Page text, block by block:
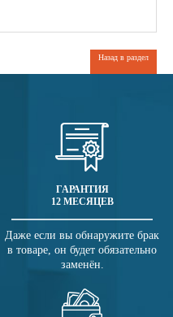
Назад в раздел
ГАРАНТИЯ
12 МЕСЯЦЕВ
Даже если вы обнаружите брак
в товаре, он будет обязательно
заменён.